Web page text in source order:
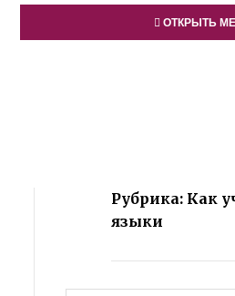
ОТКРЫТЬ
Рубрика: Как
языки